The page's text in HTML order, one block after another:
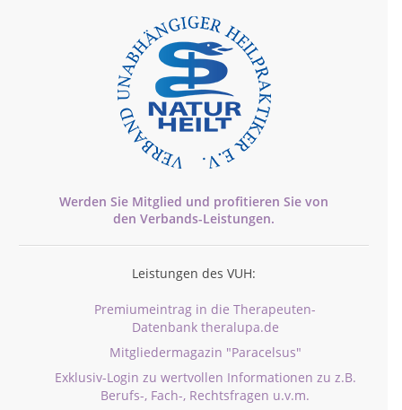
Werden Sie Mitglied und profitieren Sie von
den Verbands-Leistungen.
Leistungen des VUH:
Premiumeintrag in die Therapeuten-
Datenbank theralupa.de
Mitgliedermagazin "Paracelsus"
Exklusiv-Login zu wertvollen Informationen zu z.B.
Berufs-, Fach-, Rechtsfragen u.v.m.